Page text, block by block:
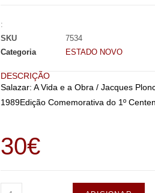
:
SKU
7534
Categoria
ESTADO NOVO
DESCRIÇÃO
Salazar: A Vida e a Obra / Jacques
1989Edição Comemorativa do 1º
30€